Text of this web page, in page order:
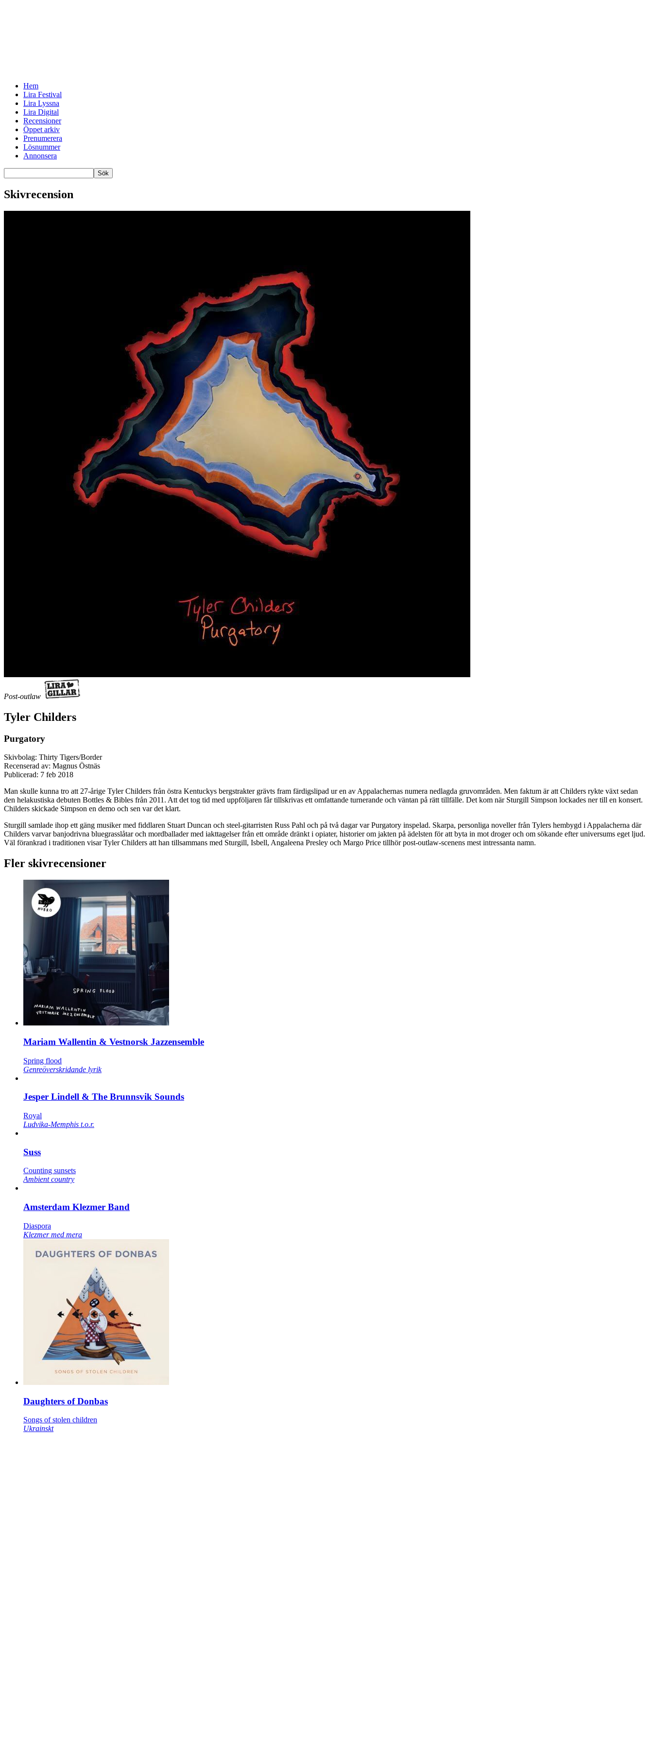
Hem
Lira Festival
Lira Lyssna
Lira Digital
Recensioner
Öppet arkiv
Prenumerera
Lösnummer
Annonsera
Skivrecension
Post-outlaw
Tyler Childers
Purgatory
Skivbolag: Thirty Tigers/Border
Recenserad av: Magnus Östnäs
Publicerad: 7 feb 2018
Man skulle kunna tro att 27-årige Tyler Childers från östra Kentuckys bergstrakter grävts fram färdigslipad ur en av Appalachernas numera nedlagda gruvområden. Men faktum är att Childers rykte växt sedan
den helakustiska debuten Bottles & Bibles från 2011. Att det tog tid med uppföljaren får tillskrivas ett omfattande turnerande och väntan på rätt tillfälle. Det kom när Sturgill Simpson lockades ner till en konsert.
Childers skickade Simpson en demo och sen var det klart.
Sturgill samlade ihop ett gäng musiker med fiddlaren Stuart Duncan och steel-gitarristen Russ Pahl och på två dagar var Purgatory inspelad. Skarpa, personliga noveller från Tylers hembygd i Appalacherna där
Childers varvar banjodrivna bluegrasslåtar och mordballader med iakttagelser från ett område dränkt i opiater, historier om jakten på ädelsten för att byta in mot droger och om sökande efter universums eget ljud.
Väl förankrad i traditionen visar Tyler Childers att han tillsammans med Sturgill, Isbell, Angaleena Presley och Margo Price tillhör post-outlaw-scenens mest intressanta namn.
Fler skivrecensioner
Mariam Wallentin & Vestnorsk Jazzensemble
Spring flood
Genreöverskridande lyrik
Jesper Lindell & The Brunnsvik Sounds
Royal
Ludvika-Memphis t.o.r.
Suss
Counting sunsets
Ambient country
Amsterdam Klezmer Band
Diaspora
Klezmer med mera
Daughters of Donbas
Songs of stolen children
Ukrainskt